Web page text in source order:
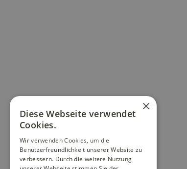
×
Diese Webseite verwendet
Cookies.
Wir verwenden Cookies, um die
Benutzerfreundlichkeit unserer Website zu
verbessern. Durch die weitere Nutzung